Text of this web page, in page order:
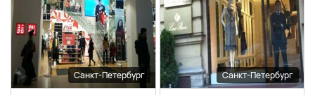
Санкт-Петербург Санкт-Петербург